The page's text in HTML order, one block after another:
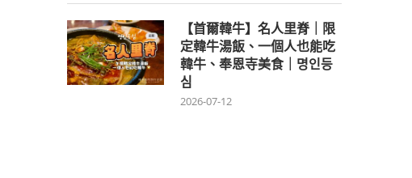
【首爾韓牛】名人里脊｜限
定韓牛湯飯、一個人也能吃
韓牛、奉恩寺美食｜명인등
심
2026-07-12